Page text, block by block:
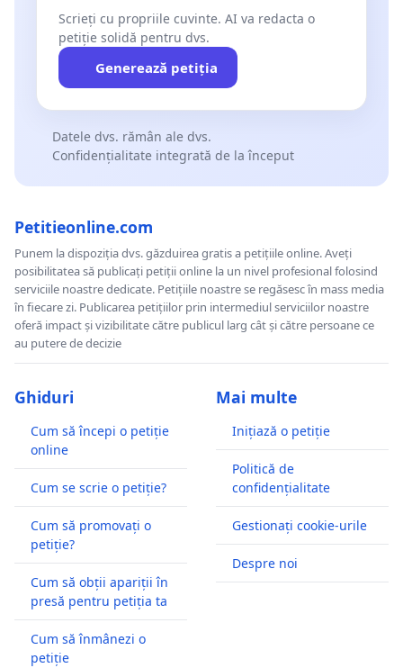
Scrieți cu propriile cuvinte. AI va redacta o
petiție solidă pentru dvs.
Generează petiția
Datele dvs. rămân ale dvs.
Confidențialitate integrată de la început
Petitieonline.com
Punem la dispoziția dvs. găzduirea gratis a petițiile online. Aveți
posibilitatea să publicați petiții online la un nivel profesional folosind
serviciile noastre dedicate. Petițiile noastre se regăsesc în mass media
în fiecare zi. Publicarea petițiilor prin intermediul serviciilor noastre
oferă impact și vizibilitate către publicul larg cât și către persoane ce
au putere de decizie
Ghiduri
Cum să începi o petiție
online
Cum se scrie o petiție?
Cum să promovați o
petiție?
Cum să obții apariții în
presă pentru petiția ta
Cum să înmânezi o
petiție
Mai multe
Inițiază o petiție
Politică de
confidențialitate
Gestionați cookie-urile
Despre noi